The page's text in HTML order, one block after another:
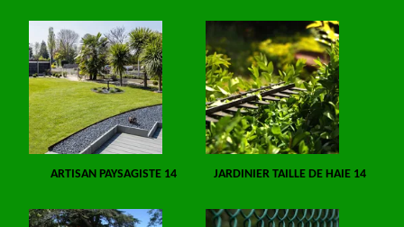
ARTISAN PAYSAGISTE 14 JARDINIER TAILLE DE HAIE 14